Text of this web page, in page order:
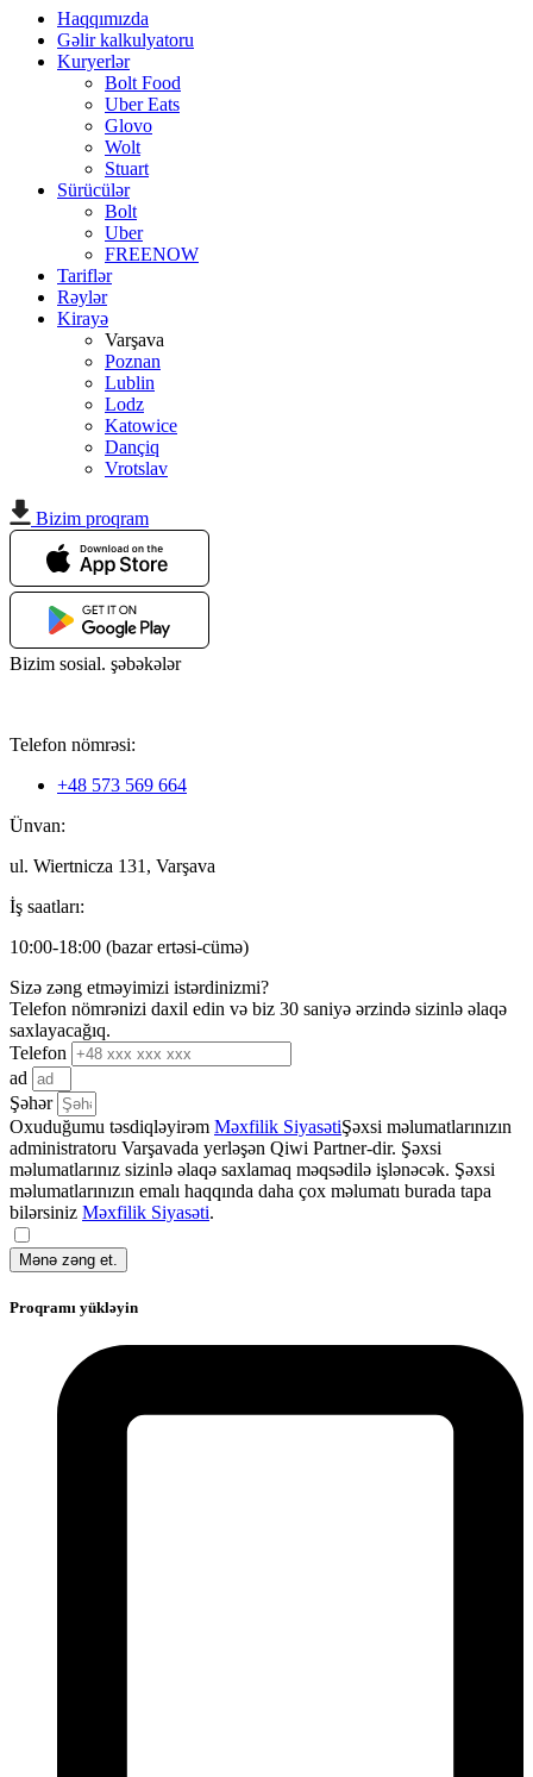
Haqqımızda
Gəlir kalkulyatoru
Kuryerlər
Bolt Food
Uber Eats
Glovo
Wolt
Stuart
Sürücülər
Bolt
Uber
FREENOW
Tariflər
Rəylər
Kirayə
Varşava
Poznan
Lublin
Lodz
Katowice
Dançiq
Vrotslav
Bizim proqram
Bizim sosial. şəbəkələr
Telefon nömrəsi:
+48 573 569 664
Ünvan:
ul. Wiertnicza 131, Varşava
İş saatları:
10:00-18:00 (bazar ertəsi-cümə)
Sizə zəng etməyimizi istərdinizmi?
Telefon nömrənizi daxil edin və biz 30 saniyə ərzində sizinlə əlaqə
saxlayacağıq.
Telefon
ad
Şəhər
Oxuduğumu təsdiqləyirəm Məxfilik SiyasətiŞəxsi məlumatlarınızın
administratoru Varşavada yerləşən Qiwi Partner-dir. Şəxsi
məlumatlarınız sizinlə əlaqə saxlamaq məqsədilə işlənəcək. Şəxsi
məlumatlarınızın emalı haqqında daha çox məlumatı burada tapa
bilərsiniz Məxfilik Siyasəti.
Mənə zəng et.
Proqramı yükləyin